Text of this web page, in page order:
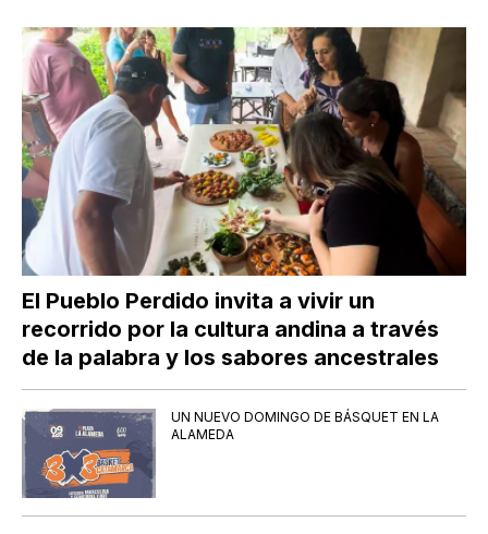
El Pueblo Perdido invita a vivir un
recorrido por la cultura andina a través
de la palabra y los sabores ancestrales
UN NUEVO DOMINGO DE BÁSQUET EN LA
ALAMEDA